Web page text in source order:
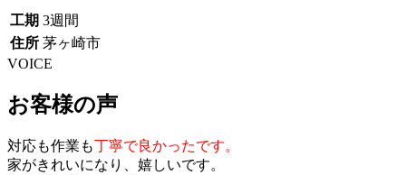
工期 3週間
住所 茅ヶ崎市
VOICE
お客様の声
対応も作業も丁寧で良かったです。
家がきれいになり、嬉しいです。